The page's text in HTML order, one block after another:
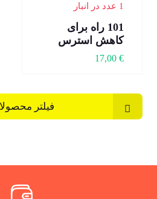
1 عدد در انبار
101 راه برای
کاهش استرس
17,00 €
فیلتر